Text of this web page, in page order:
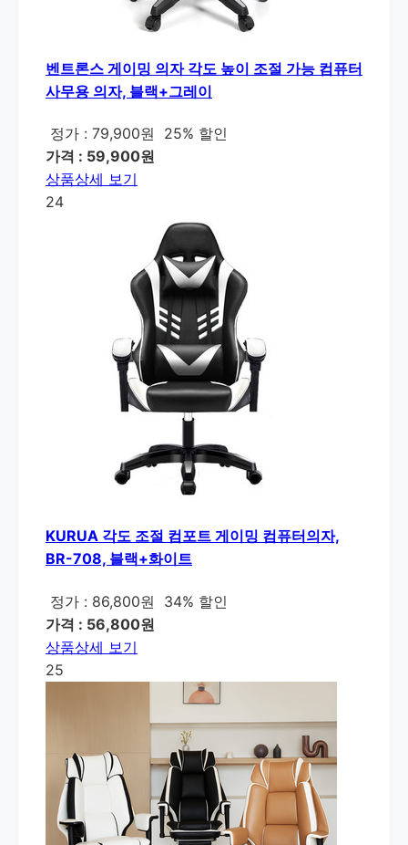
벤트론스 게이밍 의자 각도 높이 조절 가능 컴퓨터
사무용 의자, 블랙+그레이
정가 : 79,900원
25% 할인
가격 : 59,900원
상품상세 보기
24
KURUA 각도 조절 컴포트 게이밍 컴퓨터의자,
BR-708, 블랙+화이트
정가 : 86,800원
34% 할인
가격 : 56,800원
상품상세 보기
25